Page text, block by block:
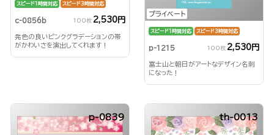
スピード1時間対応 スピード3時間対応
c-0856b 100枚 2,530円
発色の良いピンクグラデーションの帯
がかわいさを演出してくれます！
プライベート
スピード1時間対応 スピード3時間対応
p-1215 100枚 2,530円
富士山と朝日がアートなデザイン名刺
になった！
p-0839 th-0013